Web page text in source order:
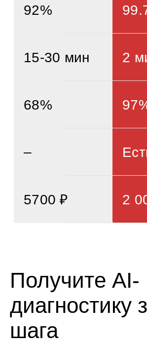
92%
15-30 мин 2
68%
–
5700 ₽ 2
Получите AI-
диагностику
шага